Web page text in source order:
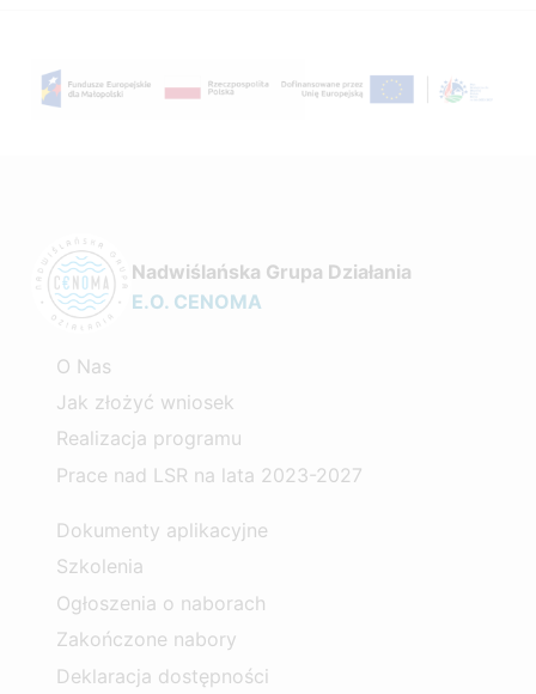
Nadwiślańska Grupa Działania
E.O. CENOMA
O Nas
Jak złożyć wniosek
Realizacja programu
Prace nad LSR na lata 2023-2027
Dokumenty aplikacyjne
Szkolenia
Ogłoszenia o naborach
Zakończone nabory
Deklaracja dostępności